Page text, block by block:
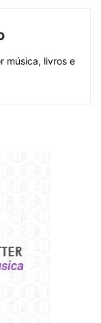
música, livros e